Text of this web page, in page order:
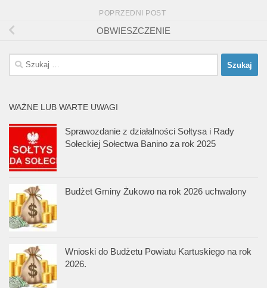
POPRZEDNI POST
OBWIESZCZENIE
Szukaj:
WAŻNE LUB WARTE UWAGI
Sprawozdanie z działalności Sołtysa i Rady
Sołeckiej Sołectwa Banino za rok 2025
Budżet Gminy Żukowo na rok 2026 uchwalony
Wnioski do Budżetu Powiatu Kartuskiego na rok
2026.